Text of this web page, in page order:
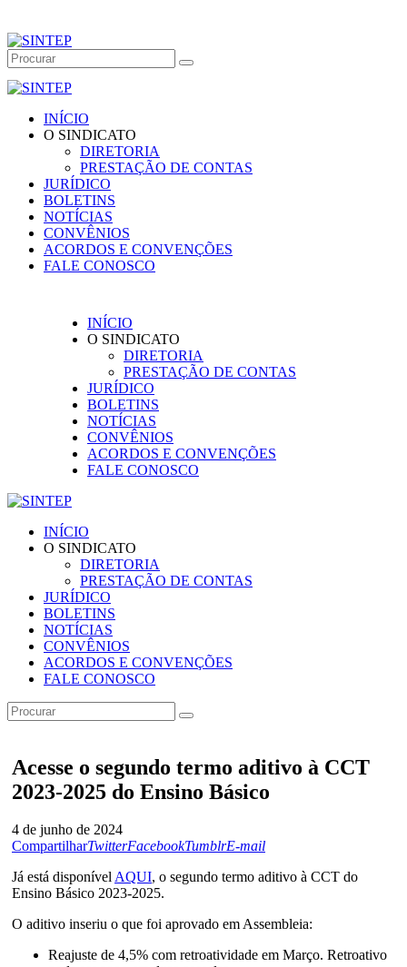
INÍCIO
O SINDICATO
DIRETORIA
PRESTAÇÃO DE CONTAS
JURÍDICO
BOLETINS
NOTÍCIAS
CONVÊNIOS
ACORDOS E CONVENÇÕES
FALE CONOSCO
INÍCIO
O SINDICATO
DIRETORIA
PRESTAÇÃO DE CONTAS
JURÍDICO
BOLETINS
NOTÍCIAS
CONVÊNIOS
ACORDOS E CONVENÇÕES
FALE CONOSCO
INÍCIO
O SINDICATO
DIRETORIA
PRESTAÇÃO DE CONTAS
JURÍDICO
BOLETINS
NOTÍCIAS
CONVÊNIOS
ACORDOS E CONVENÇÕES
FALE CONOSCO
Acesse o segundo termo aditivo à CCT
2023-2025 do Ensino Básico
4 de junho de 2024
CompartilharTwitterFacebookTumblrE-mail
Já está disponívelAQUI, o segundo termo aditivo à CCT do
Ensino Básico 2023-2025.
O aditivo inseriu o que foi aprovado em Assembleia:
Reajuste de 4,5% com retroatividade em Março. Retroativo